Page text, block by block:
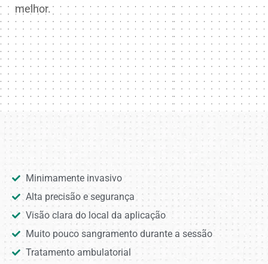
melhor.
Minimamente invasivo
Alta precisão e segurança
Visão clara do local da aplicação
Muito pouco sangramento durante a sessão
Tratamento ambulatorial